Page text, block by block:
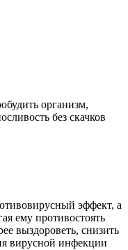
организм,
без скачков
эффект, а
ему противостоять
выздороветь, снизить
вирусной инфекции